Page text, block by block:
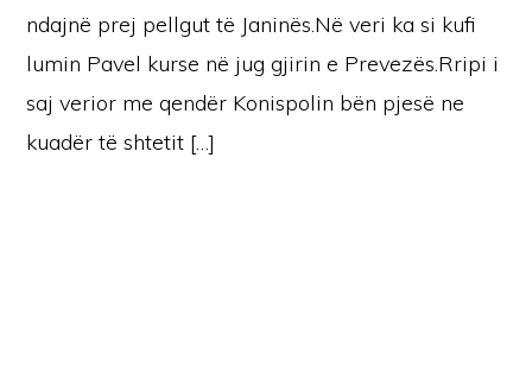
ndajnë prej pellgut të Janinës.Në veri ka si kufi
lumin Pavel kurse në jug gjirin e Prevezës.Rripi i
saj verior me qendër Konispolin bën pjesë ne
kuadër të shtetit […]